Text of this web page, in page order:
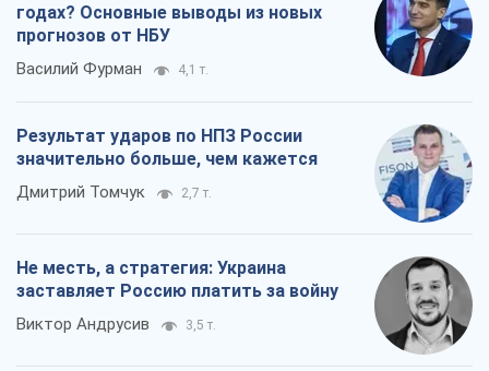
годах? Основные выводы из новых
прогнозов от НБУ
Василий Фурман 4,1 т.
Результат ударов по НПЗ России
значительно больше, чем кажется
Дмитрий Томчук 2,7 т.
Не месть, а стратегия: Украина
заставляет Россию платить за войну
Виктор Андрусив 3,5 т.